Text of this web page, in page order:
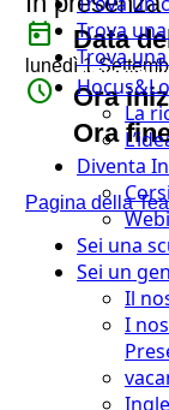
Trova
Trova
La
Diventa
Sei una
Sei un
Il
I
today Data
lunedì 1
watch_later Ora
Ora
Pagina della